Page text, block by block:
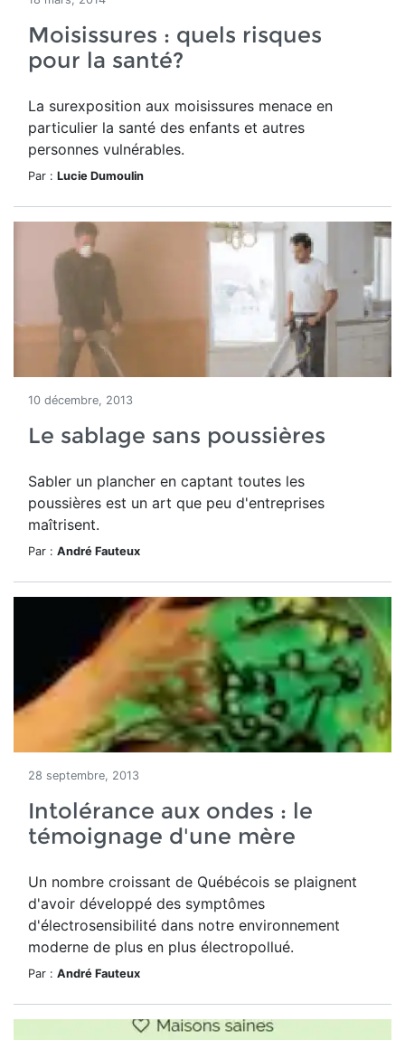
Moisissures : quels risques
pour la santé?
La surexposition aux moisissures menace en
particulier la santé des enfants et autres
personnes vulnérables.
Par : Lucie Dumoulin
10 décembre, 2013
Le sablage sans poussières
Sabler un plancher en captant toutes les
poussières est un art que peu d'entreprises
maîtrisent.
Par : André Fauteux
28 septembre, 2013
Intolérance aux ondes : le
témoignage d'une mère
Un nombre croissant de Québécois se plaignent
d'avoir développé des symptômes
d'électrosensibilité dans notre environnement
moderne de plus en plus électropollué.
Par : André Fauteux